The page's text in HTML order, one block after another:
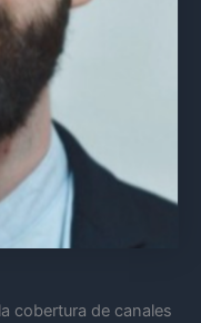
cobertura de canales